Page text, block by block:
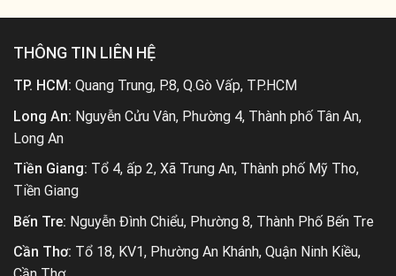
THÔNG TIN LIÊN HỆ
TP. HCM: Quang Trung, P.8, Q.Gò Vấp, TP.HCM
Long An: Nguyễn Cửu Vân, Phường 4, Thành phố Tân An,
Long An
Tiền Giang: Tổ 4, ấp 2, Xã Trung An, Thành phố Mỹ Tho,
Tiền Giang
Bến Tre: Nguyễn Đình Chiểu, Phường 8, Thành Phố Bến Tre
Cần Thơ: Tổ 18, KV1, Phường An Khánh, Quận Ninh Kiều,